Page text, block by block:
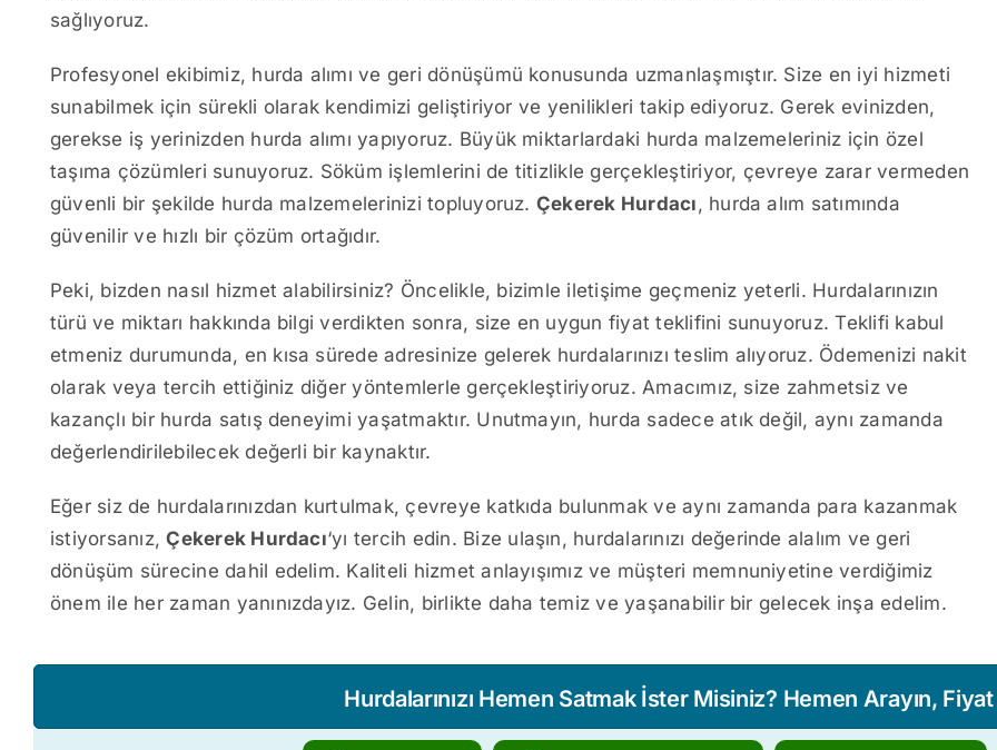
sağlıyoruz.
Profesyonel ekibimiz, hurda alımı ve geri dönüşümü konusunda uzmanlaşmıştır. Size en iyi hizmeti
sunabilmek için sürekli olarak kendimizi geliştiriyor ve yenilikleri takip ediyoruz. Gerek evinizden,
gerekse iş yerinizden hurda alımı yapıyoruz. Büyük miktarlardaki hurda malzemeleriniz için özel
taşıma çözümleri sunuyoruz. Söküm işlemlerini de titizlikle gerçekleştiriyor, çevreye zarar vermeden
güvenli bir şekilde hurda malzemelerinizi topluyoruz. Çekerek Hurdacı, hurda alım satımında
güvenilir ve hızlı bir çözüm ortağıdır.
Peki, bizden nasıl hizmet alabilirsiniz? Öncelikle, bizimle iletişime geçmeniz yeterli. Hurdalarınızın
türü ve miktarı hakkında bilgi verdikten sonra, size en uygun fiyat teklifini sunuyoruz. Teklifi kabul
etmeniz durumunda, en kısa sürede adresinize gelerek hurdalarınızı teslim alıyoruz. Ödemenizi nakit
olarak veya tercih ettiğiniz diğer yöntemlerle gerçekleştiriyoruz. Amacımız, size zahmetsiz ve
kazançlı bir hurda satış deneyimi yaşatmaktır. Unutmayın, hurda sadece atık değil, aynı zamanda
değerlendirilebilecek değerli bir kaynaktır.
Eğer siz de hurdalarınızdan kurtulmak, çevreye katkıda bulunmak ve aynı zamanda para kazanmak
istiyorsanız,Çekerek Hurdacı‘yı tercih edin. Bize ulaşın, hurdalarınızı değerinde alalım ve geri
dönüşüm sürecine dahil edelim. Kaliteli hizmet anlayışımız ve müşteri memnuniyetine verdiğimiz
önem ile her zaman yanınızdayız. Gelin, birlikte daha temiz ve yaşanabilir bir gelecek inşa edelim.
Hurdalarınızı Hemen Satmak İster Misiniz? Hemen Arayın,